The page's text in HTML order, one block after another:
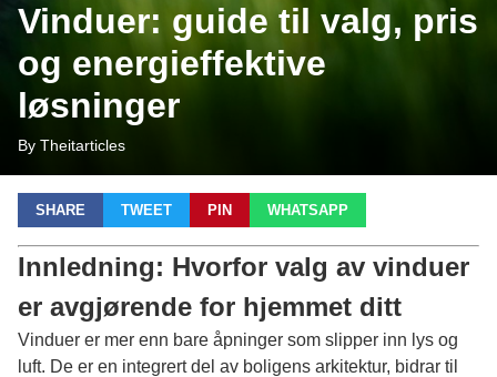
Vinduer: guide til valg, pris
og energieffektive
løsninger
By Theitarticles
SHARE TWEET PIN WHATSAPP
Innledning: Hvorfor valg av vinduer
er avgjørende for hjemmet ditt
Vinduer er mer enn bare åpninger som slipper inn lys og
luft. De er en integrert del av boligens arkitektur, bidrar til